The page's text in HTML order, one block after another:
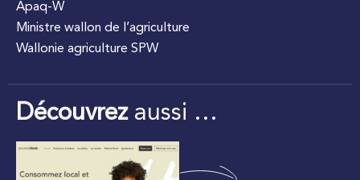
Apaq-W
Ministre wallon de l’agriculture
Wallonie agriculture SPW
Découvrezaussi …